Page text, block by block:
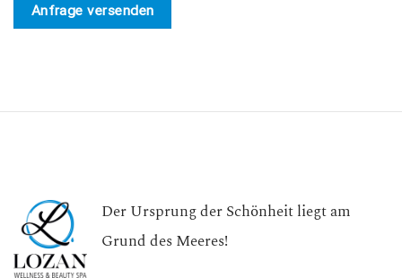
Anfrage versenden
Der Ursprung der Schönheit liegt am
Grund des Meeres!